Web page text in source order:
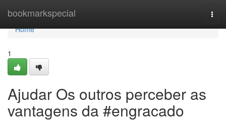
bookmarkspecial
Home
Home
1
Ajudar Os outros perceber as
vantagens da #engracado